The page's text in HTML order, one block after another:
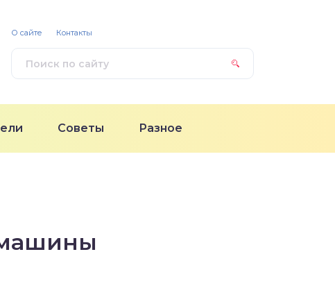
Советы Разное
О сайте Контакты